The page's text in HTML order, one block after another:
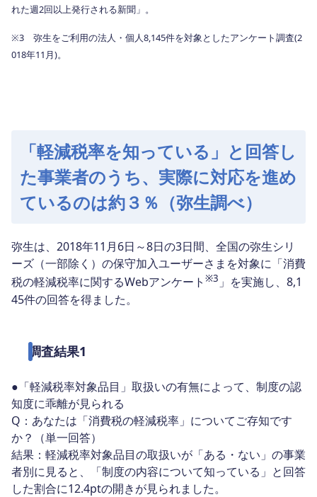
れた週2回以上発行される新聞」。
※3 弥生をご利用の法人・個人8,145件を対象としたアンケート調査(2
018年11月)。
「軽減税率を知っている」と回答し
た事業者のうち、実際に対応を進め
ているのは約３％（弥生調べ）
弥生は、2018年11月6日～8日の3日間、全国の弥生シリ
ーズ（一部除く）の保守加入ユーザーさまを対象に「消費
税の軽減税率に関するWebアンケート ※3」を実施し、8,1
45件の回答を得ました。
調査結果1
●「軽減税率対象品目」取扱いの有無によって、制度の認
知度に乖離が見られる
Q：あなたは「消費税の軽減税率」についてご存知です
か？（単一回答）
結果：軽減税率対象品目の取扱いが「ある・ない」の事業
者別に見ると、「制度の内容について知っている」と回答
した割合に12.4ptの開きが見られました。